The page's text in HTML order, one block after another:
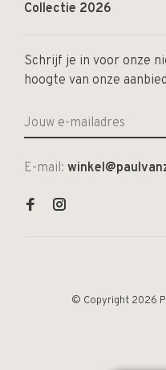
Collectie 2026
Schrijf je in voor onze
hoogte van onze
E-mail:
© Copyright 2026